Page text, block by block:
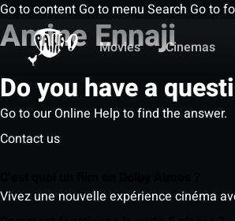
Go to content Go to menu Search Go to
Movies
Cinemas
Amine Ennaji
Do you have a
Go to our Online Help to find the answer.
Contact us
Vivez une nouvelle expérience cinéma